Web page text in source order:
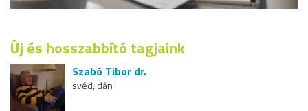
Új és hosszabbító tagjaink
Szabó Tibor dr.
svéd, dán